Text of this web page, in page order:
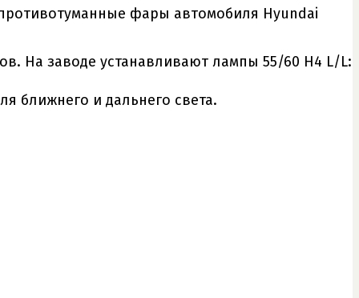
фары автомобиля Hyundai
На заводе устанавливают лампы 55/60 H4 L/L:
ближнего и дальнего света.